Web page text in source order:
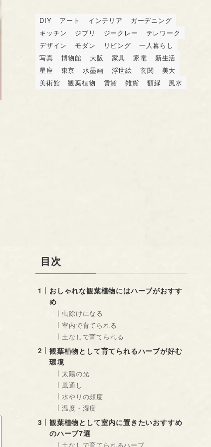
DIY アート インテリア
ガーデニング
キッチン
ジブリ ジークレー
テレワーク
デザイン
モダン リビング
一人暮らし
写真
博物館 大阪 家具 家電
新生活
星座
東京 水墨画 浮世絵 玄関
美大
美術館
観葉植物 賃貸 雑貨 額縁 風水
目次
おしゃれな観葉植物にはハーブがおすす
め
虫除けになる
室内で育てられる
土なしで育てられる
観葉植物として育てられるハーブが好む
環境
太陽の光
風通し
水やりの頻度
温度・湿度
観葉植物として室内に置きたいおすすめ
のハーブ7選